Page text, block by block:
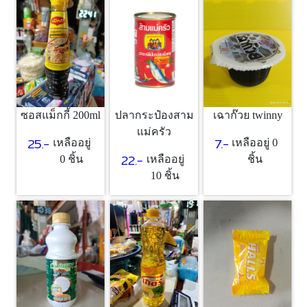
ซอสแม็กกี้ 200ml
25.- เหลืออยู่
0 ชิ้น
ปลากระป๋องสาม
แม่ครัว
22.- เหลืออยู่
10 ชิ้น
เฉาก๊วย twinny
7.- เหลืออยู่ 0
ชิ้น